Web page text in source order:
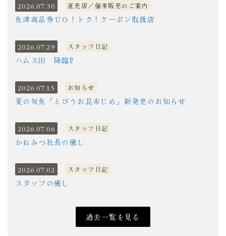
2026.07.30 直売店／催事販売のご案内
魚津商品券ＵＯ！トク！クーポン取扱店
2026.07.29 スタッフ日記
ハムス田 降臨⁉
2026.07.15 お知らせ
夏の旬魚「とびうお昆布じめ」新発売のお知らせ
2026.07.06 スタッフ日記
かねみつ社長の癒し
2026.07.02 スタッフ日記
スタッフの癒し
過去一覧を見る